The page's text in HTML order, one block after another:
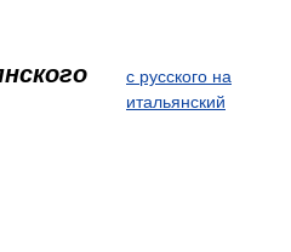
с русского на
итальянский